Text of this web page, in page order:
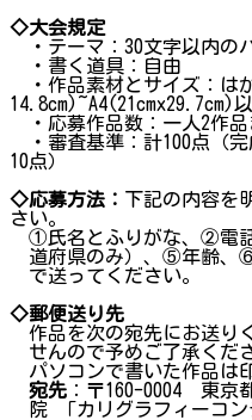
◇大会規定
・テーマ：30文字以内の
・書く道具：自由
・作品素材とサイズ：は
14.8cm)~A4(21cmx29.7cm)
・応募作品数：一人2作品
・審査基準：計100点（完
10点）
◇応募方法： 下記の内容を
さい。
①氏名とふりがな、②電
道府県のみ）、⑤年齢、
で送ってください。
◇郵便送り先
作品を次の宛先にお送り
せんので予めご了承くだ
パソコンで書いた作品は
宛先 ：〒160-0004 東京
院 「カリグラフィーコ